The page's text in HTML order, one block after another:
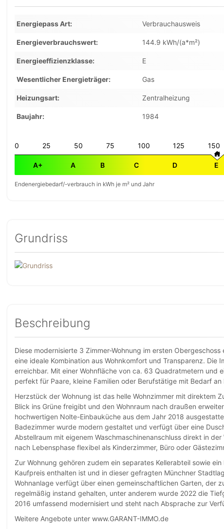
Energiepass Art Verbrauchausweis
Energieverbrauchswert 144.9 kWh/(a*m²)
Energieeffizienzklasse E
Wesentlicher Energieträger Gas
Heizungsart Zentralheizung
Baujahr 1984
0 25 50 75 100 125 150
A+ A B C D E
Endenergiebedarf/-verbrauch in kWh je m² und Jahr
Grundriss
Beschreibung
Diese modernisierte 3 Zimmer-Wohnung im ersten
eine ideale Kombination aus Wohnkomfort und Transparenz. Die
erreichbar. Mit einer Wohnfläche von ca. 63 Quadratmetern und
perfekt für Paare, kleine Familien oder Berufstätige mit Bedarf an
Herzstück der Wohnung ist das helle Wohnzimmer mit direktem
Blick ins Grüne freigibt und den Wohnraum nach draußen
hochwertigen Nolte-Einbauküche aus dem Jahr 2018
Badezimmer wurde modern gestaltet und verfügt über eine
Abstellraum mit eigenem Waschmaschinenanschluss direkt in
nach Lebensphase flexibel als Kinderzimmer, Büro oder
Zur Wohnung gehören zudem ein separates Kellerabteil sowie
Kaufpreis enthalten ist und in dieser gefragten Münchner
Wohnanlage verfügt über einen gemeinschaftlichen Garten, der
regelmäßig instand gehalten, unter anderem wurde 2022 die
2016 umfassend modernisiert und steht nach Absprache zur
Weitere Angebote unter www.GARANT-IMMO.de